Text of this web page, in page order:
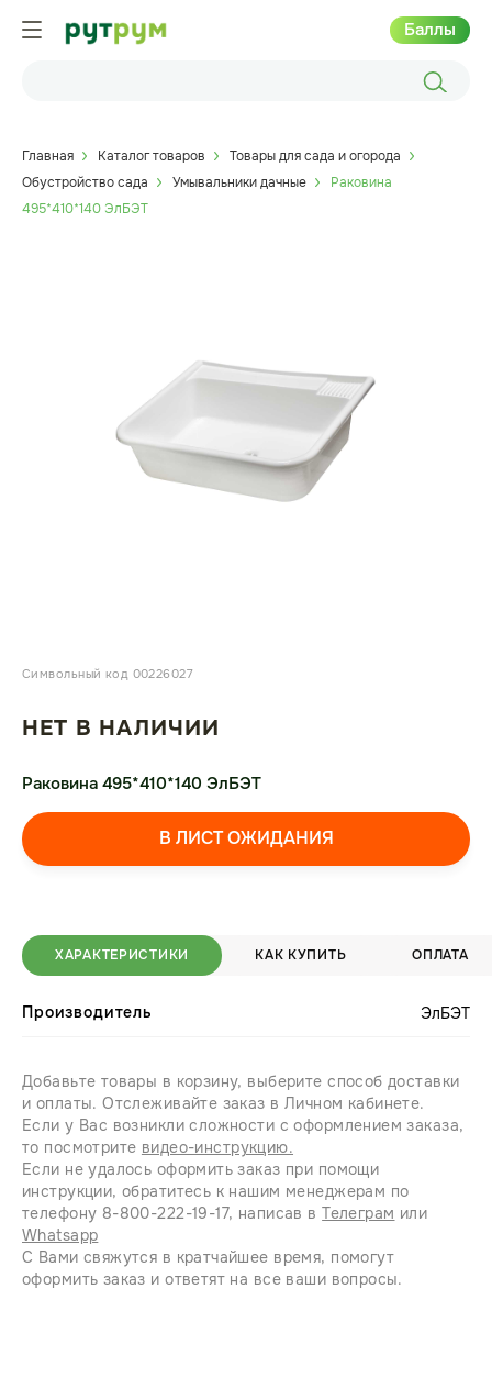
Баллы
Главная Каталог товаров
Товары для сада и огорода
Обустройство сада
Умывальники дачные
Раковина
495*410*140 ЭлБЭТ
ХАРАКТЕРИСТИКИ КАК КУПИТЬ ОПЛАТА
Производитель ЭлБЭТ
Добавьте товары в корзину, выберите способ доставки
и оплаты. Отслеживайте заказ в Личном кабинете.
Если у Вас возникли сложности с оформлением заказа,
то посмотрите видео-инструкцию.
Если не удалось оформить заказ при помощи
инструкции, обратитесь к нашим менеджерам по
телефону 8-800-222-19-17, написав вТелеграм или
Whatsapp
С Вами свяжутся в кратчайшее время, помогут
оформить заказ и ответят на все ваши вопросы.
Символьный код 00226027
НЕТ В НАЛИЧИИ
Раковина 495*410*140 ЭлБЭТ
В ЛИСТ ОЖИДАНИЯ